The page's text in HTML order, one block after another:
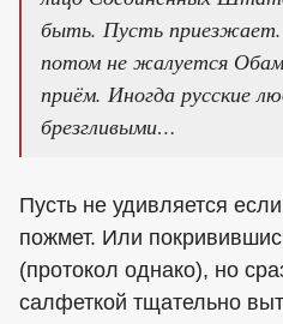
быть. Пусть
потом не жалуется
приём. Иногда русские
брезгливыми…
Пусть не удивляется
пожмет. Или
(протокол однако), но
салфеткой тщательно